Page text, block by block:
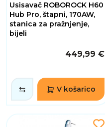
Usisavač ROBOROCK H60
Hub Pro, štapni, 170AW,
stanica za pražnjenje,
bijeli
449,99 €
V košarico